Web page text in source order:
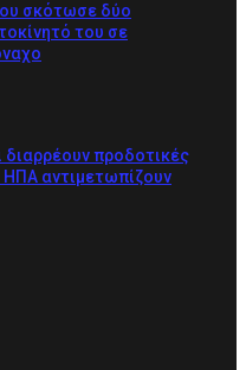
σκότωσε δύο
του σε
προδοτικές
ΗΠΑ αντιμετωπίζουν